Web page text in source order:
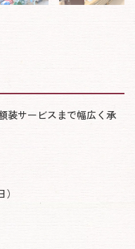
装サービスまで幅広く承